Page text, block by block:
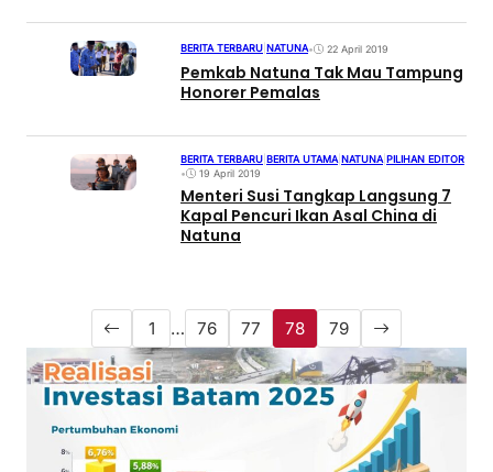
BERITA TERBARU NATUNA• 22 April 2019
Pemkab Natuna Tak Mau Tampung
Honorer Pemalas
BERITA TERBARU BERITA UTAMA NATUNA PILIHAN EDITOR
•
19 April 2019
Menteri Susi Tangkap Langsung 7
Kapal Pencuri Ikan Asal China di
Natuna
1 … 76 77 78 79